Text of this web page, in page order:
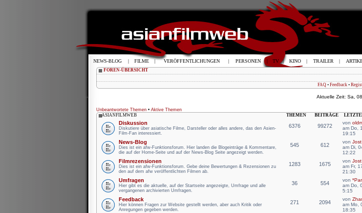
FOREN-ÜBERSICHT
FAQ • Feedback •
Aktuelle Zeit: Sa,
Unbeantwortete Themen • Aktive Themen
ASIANFILMWEB
THEMEN BEITRÄGE
Diskussion
Diskutiere über asiatische Filme, Darsteller oder alles andere, das den Asien-
Film-Fan interessiert.
6376 99272
von
am Do,
19:15
News-Blog
Dies ist ein afw-Funktionsforum. Hier landen die Blogeinträge & Kommentare,
die auf der Home-Seite und auf der News-Blog Seite angezeigt werden.
545 612
vonJost
am Di,
12:22
Filmrezensionen
Dies ist ein afw-Funktionsforum. Gebe deine Bewertungen & Rezensionen zu
den auf dem afw veröffentlichten Filmen ab.
1283 1675
vonJost
am Fr,
21:30
Umfragen
Hier gibt es die aktuelle, auf der Startseite angezeigte, Umfrage und alle
vergangenen archivierten Umfragen.
36 554
von
am Do,
5:15
Feedback
Hier können Fragen zur Website gestellt werden, aber auch Kritik oder
Anregungen gegeben werden.
271 2094
von
am Mo,
18:35
NEWS-BLOG | FILME | VERÖFFENTLICHUNGEN | PERSONEN | TV | KINO | TRAILER |